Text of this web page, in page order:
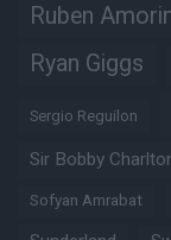
Ruben
Ryan Giggs
Sergio Reguilon
Sir Bobby
Sofyan Amrabat